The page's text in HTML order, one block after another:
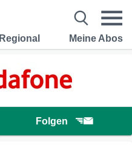
Regional Meine Abos
Folgen